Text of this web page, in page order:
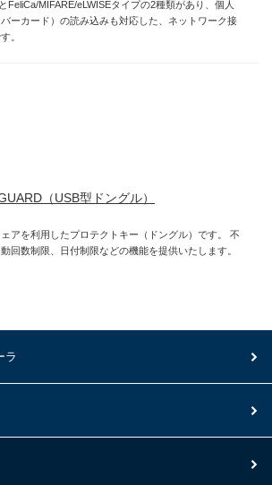
FeliCa/MIFARE/eLWISEタイプの2種類があり、個人
ーカード）の読み込みも対応した、ネットワーク接
。
（USB型ドングル）
アを利用したプロテクトキー（ドングル）です。 不
回数制限、日付制限などの機能を提供いたします。
ラ